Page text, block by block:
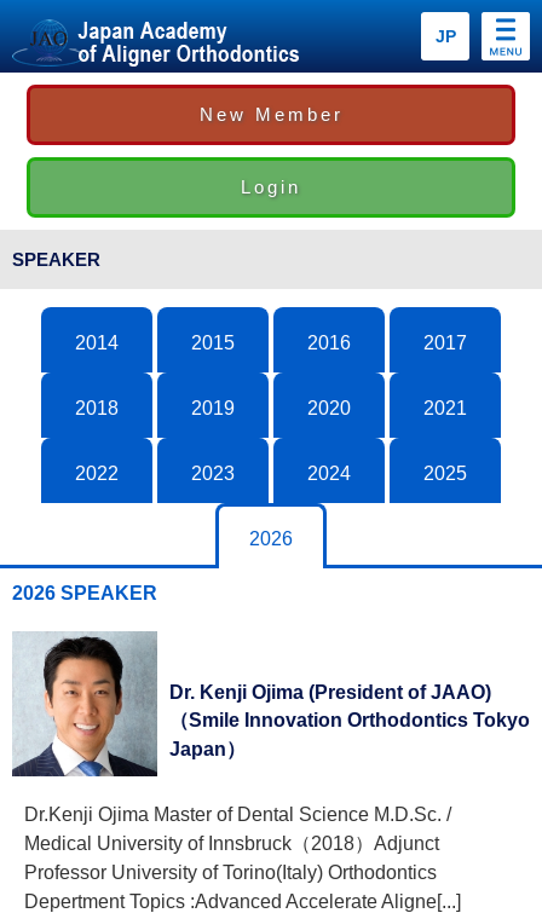
JP
New Member
Login
SPEAKER
2014 2015 2016 2017
2018 2019 2020 2021
2022 2023 2024 2025
2026
2026 SPEAKER
Dr. Kenji Ojima (President of JAAO)
（Smile Innovation Orthodontics Tokyo
Japan）
Dr.Kenji Ojima Master of Dental Science M.D.Sc. /
Medical University of Innsbruck（2018）Adjunct
Professor University of Torino(Italy) Orthodontics
Depertment Topics :Advanced Accelerate Aligne[...]